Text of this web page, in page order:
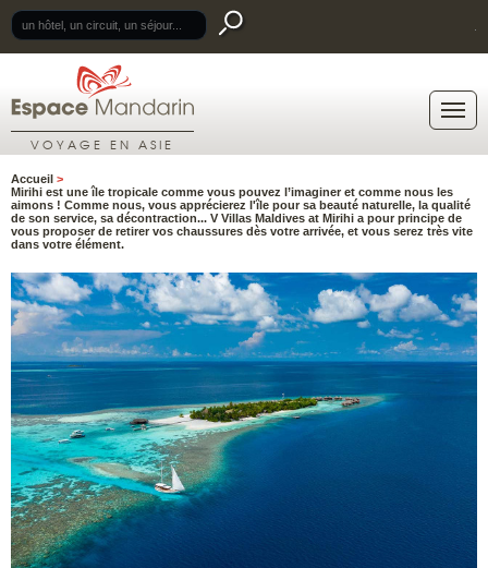
VOYAGE EN ASIE
Accueil >
Mirihi est une île tropicale comme vous pouvez l’imaginer et comme nous les
aimons ! Comme nous, vous apprécierez l'île pour sa beauté naturelle, la qualité
de son service, sa décontraction... V Villas Maldives at Mirihi a pour principe de
vous proposer de retirer vos chaussures dès votre arrivée, et vous serez très vite
dans votre élément.